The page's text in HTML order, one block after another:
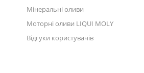
Мінеральні оливи
Моторні оливи LIQUI MOLY
Відгуки користувачів